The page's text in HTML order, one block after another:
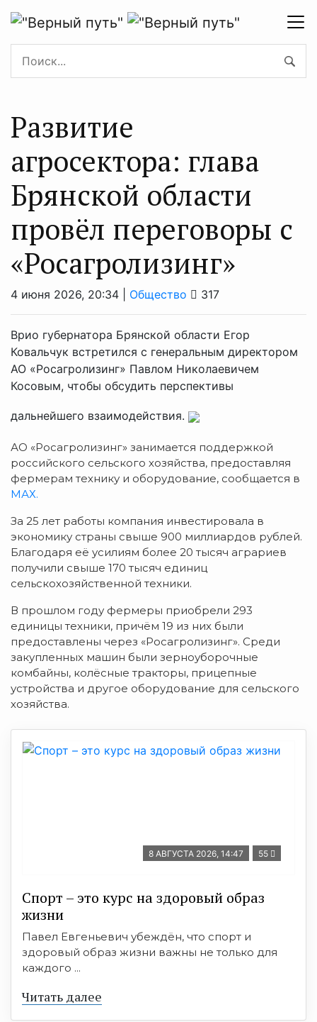
Развитие
агросектора: глава
Брянской области
провёл переговоры с
«Росагролизинг»
4 июня 2026, 20:34 | Общество 317
Врио губернатора Брянской области Егор
Ковальчук встретился с генеральным директором
АО «Росагролизинг» Павлом Николаевичем
Косовым, чтобы обсудить перспективы
дальнейшего взаимодействия.
АО «Росагролизинг» занимается поддержкой
российского сельского хозяйства, предоставляя
фермерам технику и оборудование, сообщается в
МАХ.
За 25 лет работы компания инвестировала в
экономику страны свыше 900 миллиардов рублей.
Благодаря её усилиям более 20 тысяч аграриев
получили свыше 170 тысяч единиц
сельскохозяйственной техники.
В прошлом году фермеры приобрели 293
единицы техники, причём 19 из них были
предоставлены через «Росагролизинг». Среди
закупленных машин были зерноуборочные
комбайны, колёсные тракторы, прицепные
устройства и другое оборудование для сельского
хозяйства.
8 АВГУСТА 2026, 14:47 55
Спорт – это курс на здоровый образ
жизни
Павел Евгеньевич убеждён, что спорт и
здоровый образ жизни важны не только для
каждого ...
Читать далее